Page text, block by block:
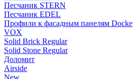
Пес­ча­ник STERN
Пес­ча­ник EDEL
Профили к фасадным панелям Docke
VOX
Solid Brick Regular
Solid Stone Regular
Доломит
Airside
New